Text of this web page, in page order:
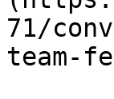
71/
team-